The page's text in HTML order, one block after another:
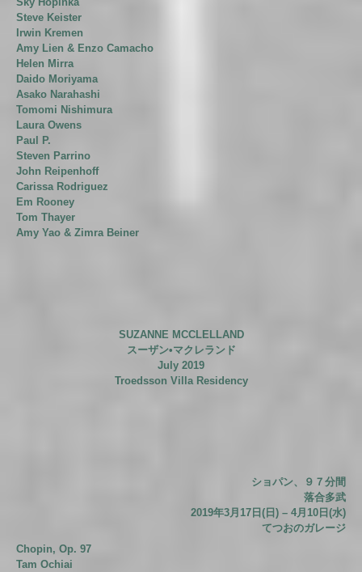
Steve Keister
Irwin Kremen
Amy Lien & Enzo Camacho
Helen Mirra
Daido Moriyama
Asako Narahashi
Tomomi Nishimura
Laura Owens
Paul P.
Steven Parrino
John Reipenhoff
Carissa Rodriguez
Em Rooney
Tom Thayer
Amy Yao & Zimra Beiner
SUZANNE MCCLELLAND
スーザン•マクレランド
July 2019
Troedsson Villa Residency
ショパン、９７分間
落合多武
2019年3月17日(日) – 4月10日(水)
てつおのガレージ
Chopin, Op. 97
Tam Ochiai